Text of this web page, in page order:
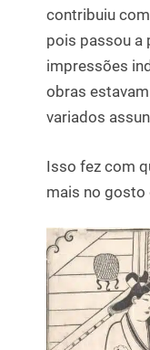
contribuiu
pois passou a
impressões
obras
variados
Isso fez com
mais no gosto